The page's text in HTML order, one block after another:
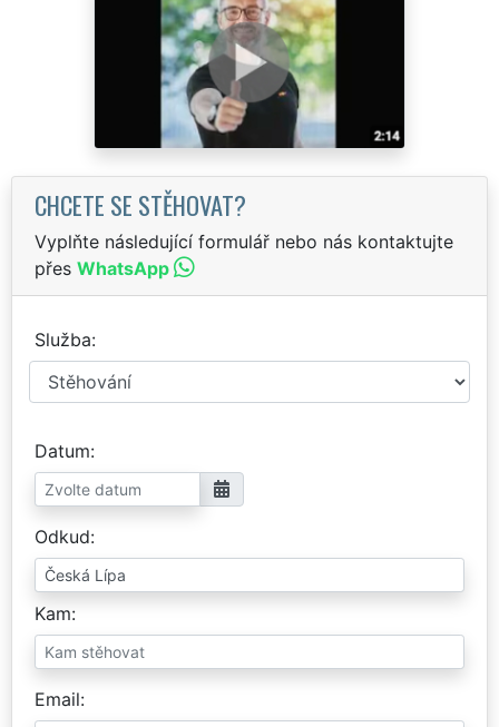
CHCETE SE STĚHOVAT?
Vyplňte následující formulář nebo nás kontaktujte
přes WhatsApp
Služba
Datum
Odkud
Kam
Email